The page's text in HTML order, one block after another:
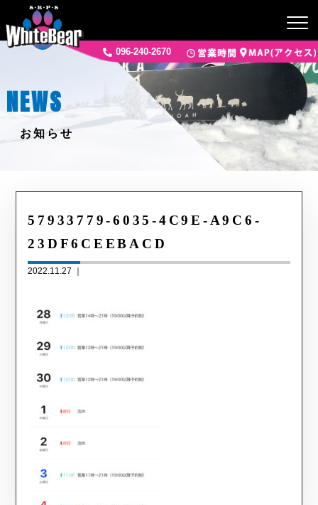
096-240-2670
NEWS
お知らせ
57933779-6035-4C9E-A9C6-
23DF6CEEBACD
2022.11.27 ｜